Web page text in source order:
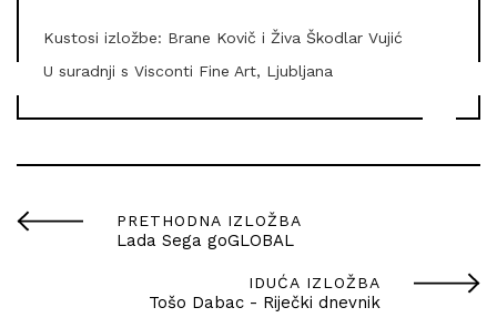
Kustosi izložbe: Brane Kovič i Živa Škodlar Vujić
U suradnji s Visconti Fine Art, Ljubljana
PRETHODNA IZLOŽBA
Lada Sega goGLOBAL
IDUĆA IZLOŽBA
Tošo Dabac - Riječki dnevnik